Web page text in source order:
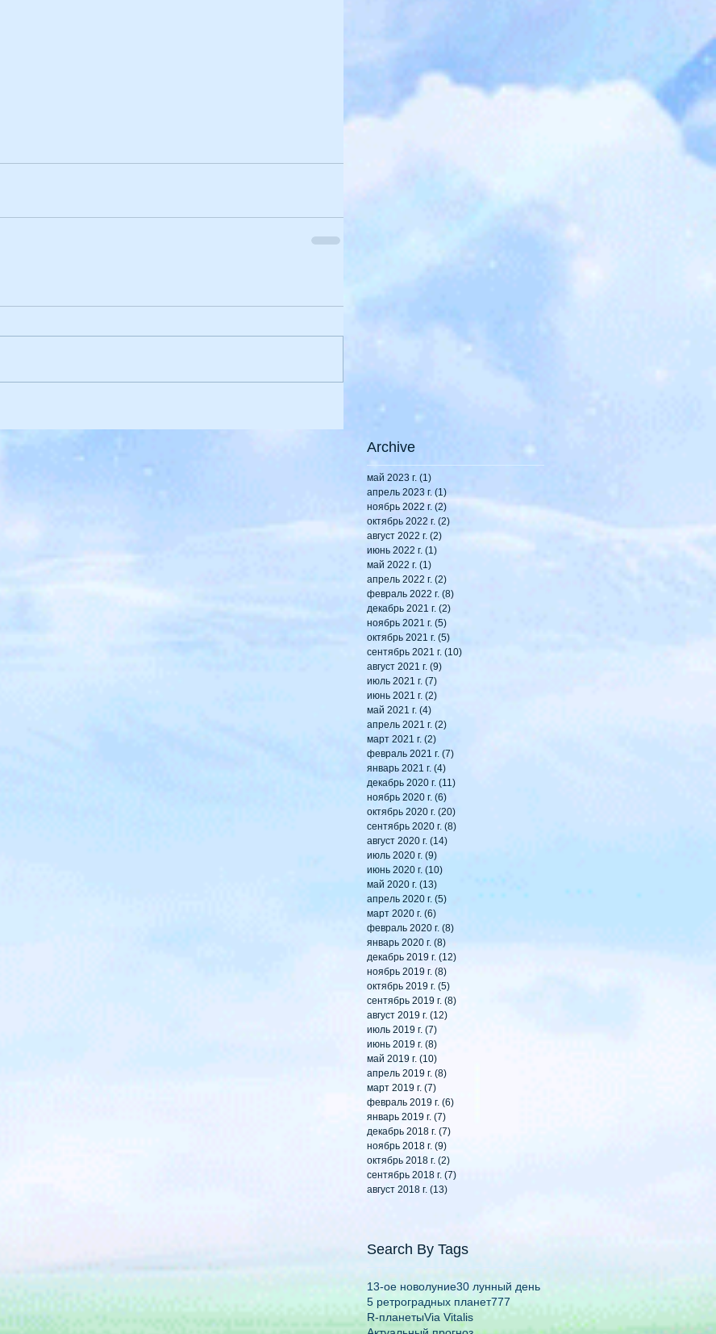
Archive
май 2023 г. (1)
апрель 2023 г. (1)
ноябрь 2022 г. (2)
октябрь 2022 г. (2)
август 2022 г. (2) 2 поста
июнь 2022 г. (1)
май 2022 г. (1)
апрель 2022 г. (2)
февраль 2022 г. (8)
декабрь 2021 г. (2)
ноябрь 2021 г. (5)
октябрь 2021 г. (5)
сентябрь 2021 г. (10)
август 2021 г. (9)
июль 2021 г. (7)
июнь 2021 г. (2)
май 2021 г. (4)
апрель 2021 г. (2)
март 2021 г. (2)
февраль 2021 г. (7)
январь 2021 г. (4)
декабрь 2020 г. (11)
ноябрь 2020 г. (6)
октябрь 2020 г. (20)
сентябрь 2020 г. (8)
август 2020 г. (14)
июль 2020 г. (9)
июнь 2020 г. (10)
май 2020 г. (13)
апрель 2020 г. (5) 5 постов
март 2020 г. (6)
февраль 2020 г. (8)
январь 2020 г. (8)
декабрь 2019 г. (12)
ноябрь 2019 г. (8)
октябрь 2019 г. (5)
сентябрь 2019 г. (8)
август 2019 г. (12)
июль 2019 г. (7)
июнь 2019 г. (8)
май 2019 г. (10)
апрель 2019 г. (8)
март 2019 г. (7)
февраль 2019 г. (6)
январь 2019 г. (7)
декабрь 2018 г. (7)
ноябрь 2018 г. (9)
октябрь 2018 г. (2)
сентябрь 2018 г. (7)
август 2018 г. (13)
Search By Tags
13-ое новолуние30 лунный день
5 ретроградных планет777
R-планетыVia Vitalis